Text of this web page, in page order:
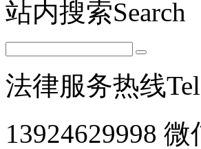
站内搜索Search
法律服务热线
13924629998